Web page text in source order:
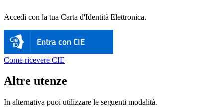
Accedi con la tua Carta d'Identità Elettronica.
Entra con CIE
Come ricevere CIE
Altre utenze
In alternativa puoi utilizzare le seguenti modalità.